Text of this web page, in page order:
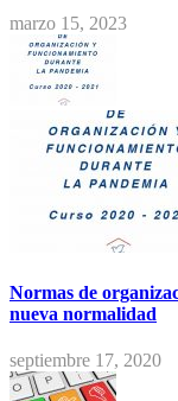
marzo 15, 2023
Normas de
nueva normalidad
septiembre 17, 2020